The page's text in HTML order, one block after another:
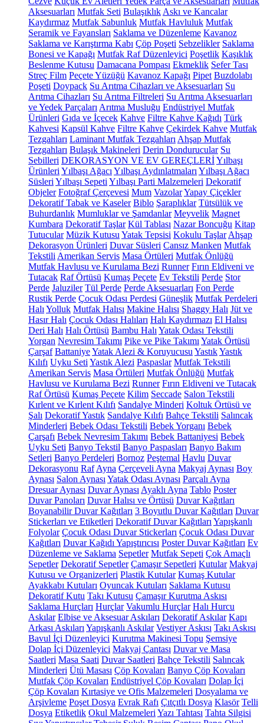
Aksesuarları Mutfak Seti Bulaşıklık Askı ve Kancalar
Kaydırmaz Mutfak Sabunluk Mutfak Havluluk Mutfak
Seramik ve Fayansları Saklama ve Düzenleme Kavanoz
Saklama ve Karıştırma Kabı Çöp Poşeti Sebzelikler Saklama
Bonesi ve Kapağı Mutfak Raf Düzenleyici Poşetlik Kaşıklık
Beslenme Kutusu Damacana Pompası Ekmeklik Sefer Tası
Streç Film Peçete Yüzüğü Kavanoz Kapağı Pipet Buzdolabı
Poşeti Doypack Su Arıtma Cihazları ve Aksesuarları Su
Arıtma Cihazları Su Arıtma Filtreleri Su Arıtma Aksesuarları
ve Yedek Parçaları Arıtma Musluğu Endüstriyel Mutfak
Ürünleri Gıda ve İçecek Kahve Filtre Kahve Kağıdı Türk
Kahvesi Kapsül Kahve Filtre Kahve Çekirdek Kahve Mutfak
Tezgahları Laminant Mutfak Tezgahları Ahşap Mutfak
Tezgahları Bulaşık Makineleri Derin Dondurucular Su
Sebilleri DEKORASYON VE EV GEREÇLERİYılbaşı
Ürünleri Yılbaşı Ağacı Yılbaşı Aydınlatmaları Yılbaşı Ağacı
Süsleri Yılbaşı Sepeti Yılbaşı Parti Malzemeleri Dekoratif
Objeler Fotoğraf Çerçevesi Mum VazolarYapay Çiçekler
Dekoratif Tabak ve Kaseler Biblo Şaraplıklar Tütsülük ve
Buhurdanlık Mumluklar ve Şamdanlar Meyvelik Magnet
Kumbara Dekoratif Taşlar Kül Tablası Nazar Boncuğu Kitap
Tutucular Müzik Kutusu Yatak Tepsisi Kokulu Taşlar Ahşap
Dekorasyon Ürünleri Duvar Süsleri Cansız Manken Mutfak
Tekstili Amerikan Servis Masa Örtüleri Mutfak Önlüğü
Mutfak Havlusu ve Kurulama Bezi Runner Fırın Eldiveni ve
Tutacak Raf Örtüsü Kumaş Peçete Ev Tekstili Perde Stor
Perde Jaluziler Tül Perde Perde Aksesuarları Fon Perde
Rustik Perde Çocuk Odası Perdesi Güneşlik Mutfak Perdeleri
Halı Yolluk Mutfak Halısı Makine Halısı Shaggy Halı Jüt ve
Hasır Halı Çocuk Odası Halıları Halı Kaydırmazı El Halısı
Deri Halı Halı Örtüsü Bambu Halı Yatak Odası Tekstili
Yorgan Nevresim Takımı Pike ve Pike Takımı Yatak Örtüsü
Çarşaf BattaniyeYatak Alezi & Koruyucusu YastıkYastık
Kılıfı Uyku Seti Yastık Alezi Paspaslar Mutfak Tekstili
Amerikan Servis Masa Örtüleri Mutfak Önlüğü Mutfak
Havlusu ve Kurulama Bezi Runner Fırın Eldiveni ve Tutacak
Raf Örtüsü Kumaş Peçete Kilim Seccade Salon Tekstili
Kırlent ve Kırlent Kılıfı Sandalye Minderi Koltuk Örtüsü ve
Şalı Dekoratif Yastık Sandalye Kılıfı Bahçe Tekstili Salıncak
Minderleri Bebek Odası Tekstili Bebek Yorganı Bebek
Çarşafı Bebek Nevresim Takımı Bebek Battaniyesi Bebek
Uyku Seti Banyo Tekstil Banyo Paspasları Banyo Bakım
Setleri Banyo Perdeleri Bornoz Peştemal Havlu Duvar
Dekorasyonu Raf Ayna Çerçeveli Ayna Makyaj Aynası Boy
Aynası Salon Aynası Yatak Odası Aynası Parçalı Ayna
Dresuar Aynası Duvar Aynası Ayaklı Ayna Tablo Poster
Duvar Panoları Duvar Halısı ve Örtüsü Duvar Kağıtları
Boyanabilir Duvar Kağıtları 3 Boyutlu Duvar Kağıtları Duvar
Stickerları ve Etiketleri Dekoratif Duvar Kağıtları Yapışkanlı
Folyolar Çocuk Odası Duvar Stickerları Çocuk Odası Duvar
Kağıtları Duvar Kağıdı Yapıştırıcısı Poster Duvar Kağıtları Ev
Düzenleme ve Saklama Sepetler Mutfak Sepeti Çok Amaçlı
Sepetler Dekoratif Sepetler Çamaşır Sepetleri Kutular Makyaj
Kutusu ve Organizerleri Plastik Kutular Kumaş Kutular
Ayakkabı Kutuları Oyuncak Kutuları Saklama Kutusu
Dekoratif Kutu Takı Kutusu Çamaşır Kurutma Askısı
Saklama Hurçları Hurçlar Vakumlu Hurçlar Halı Hurcu
Askılar Elbise ve Aksesuar Askıları Dekoratif Askılar Kapı
Arkası Askıları Yapışkanlı Askılar Vestiyer Askısı Takı Askısı
Bavul İçi Düzenleyici Kurutma Makinesi Topu Şemsiye
Dolap İçi Düzenleyici Makyaj Çantası Duvar ve Masa
Saatleri Masa Saati Duvar Saatleri Bahçe Tekstili Salıncak
Minderleri Ütü Masası Çöp Kovaları Banyo Çöp Kovaları
Mutfak Çöp Kovaları Endüstriyel Çöp Kovaları Dolap İçi
Çöp Kovaları Kırtasiye ve Ofis Malzemeleri Dosyalama ve
Arşivleme Poşet Dosya Evrak Rafı Çıtçıtlı Dosya Klasör Telli
Dosya Etiketlik Okul Malzemeleri Yazı Tahtası Tahta Silgisi